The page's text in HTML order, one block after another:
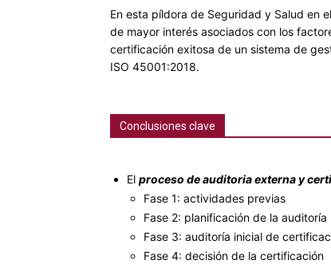
En esta píldora de Seguridad y Salud en
de mayor interés asociados con los
certificación exitosa de un sistema de
ISO 45001:2018.
Conclusiones clave
El proceso de auditoria externa y
Fase 1: actividades previas
Fase 2: planificación de la auditoría
Fase 3: auditoría inicial de
Fase 4: decisión de la certificación